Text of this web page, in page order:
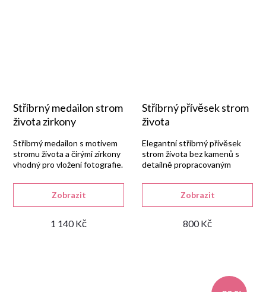
Stříbrný medailon strom
života zirkony
1 140 Kč
Zobrazit
Stříbrný medailon s motivem
stromu života a čirými zirkony
vhodný pro vložení fotografie.
Stříbrný přívěsek strom
života
800 Kč
Zobrazit
Elegantní stříbrný přívěsek
strom života bez kamenů s
detailně propracovaným
nadčasovým vzhledem.